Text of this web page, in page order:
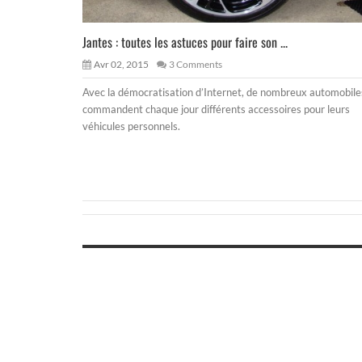
Jantes : toutes les astuces pour faire son ...
Avr 02, 2015 3 Comments
Avec la démocratisation d’Internet, de nombreux
commandent chaque jour différents accessoires pour leurs
véhicules personnels.